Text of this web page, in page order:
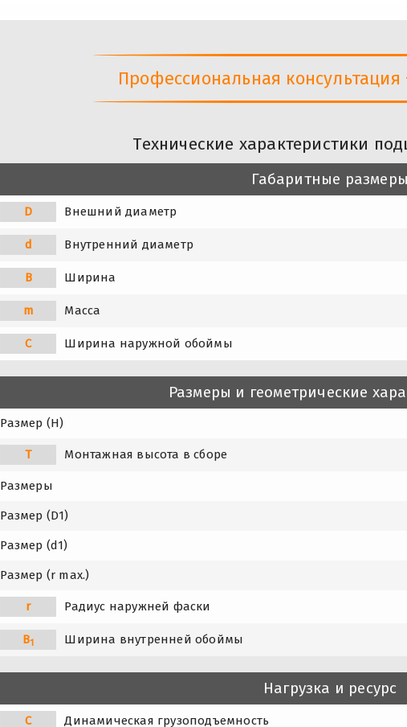
Профессиональная консультация
Технические характеристики
Габаритные размеры
D Внешний диаметр
d Внутренний диаметр
B Ширина
m Масса
C Ширина наружной обоймы
Размеры и геометрические
Размер (H)
T Монтажная высота в сборе
Размеры
Размер (D1)
Размер (d1)
Размер (r max.)
r Радиус наружней фаски
B1 Ширина внутренней обоймы
Нагрузка и ресурс
C Динамическая грузоподъемность